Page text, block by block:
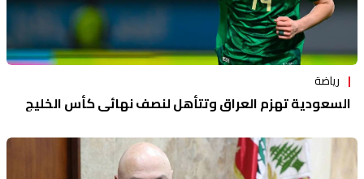
رياضة
السعودية تهزم العراق وتتأهل لنصف نهائي كأس الخليج